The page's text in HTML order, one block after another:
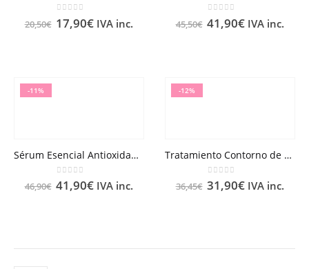
0 out of 5
20,50€ 17,90€ IVA inc. 0out of 5
45,50€ 41,90€ IVA inc.
-11%
Sérum Esencial Antioxidante Nuxe Bio
0out of 5
46,90€ 41,90€ IVA inc.
-12%
Tratamiento Contorno de Ojos Energizante Anti-bolsas, Anti-ojeras Nuxe Bio
0out of 5
36,45€ 31,90€ IVA inc.